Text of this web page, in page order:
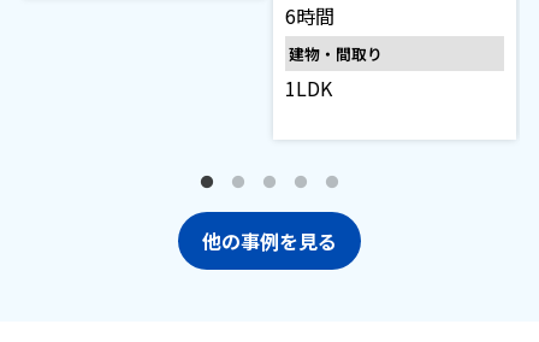
6時間
建物・間取り
1LDK
他の事例を見る